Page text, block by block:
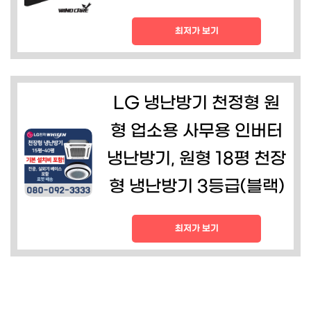
최저가 보기
LG 냉난방기 천정형 원
형 업소용 사무용 인버터
냉난방기, 원형 18평 천장
형 냉난방기 3등급(블랙)
최저가 보기